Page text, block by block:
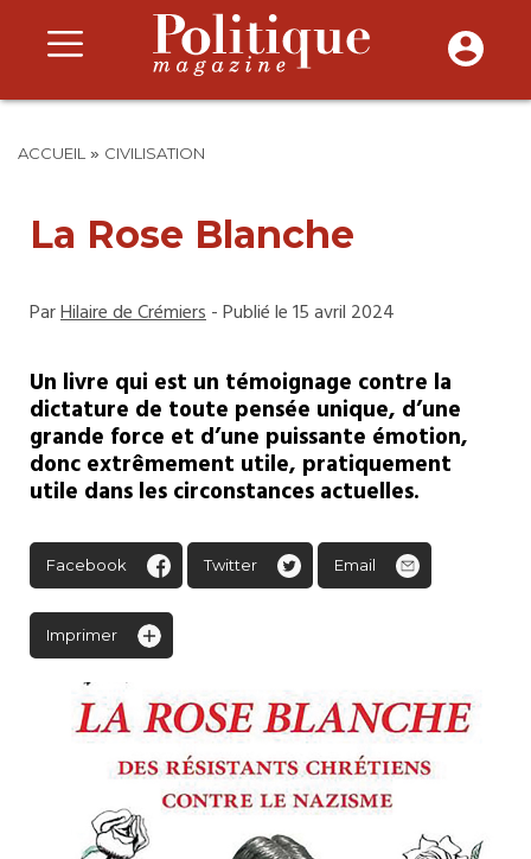
ACCUEIL » CIVILISATION
La Rose Blanche
ParHilaire de Crémiers- Publié le 15 avril 2024
Un livre qui est un témoignage contre la
dictature de toute pensée unique, d’une
grande force et d’une puissante émotion,
donc extrêmement utile, pratiquement
utile dans les circonstances actuelles.
Facebook Twitter Email
Imprimer